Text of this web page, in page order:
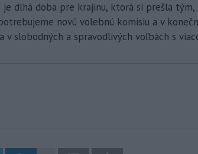
je dlhá doba pre krajinu, ktorá si prešla
novú volebnú komisiu a v
v slobodných a spravodlivých voľbách s